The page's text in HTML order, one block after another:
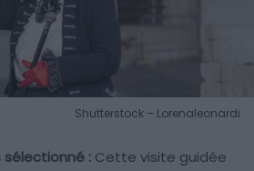
Shutterstock – Lorenaleonardi
sélectionné : Cette visite guidée